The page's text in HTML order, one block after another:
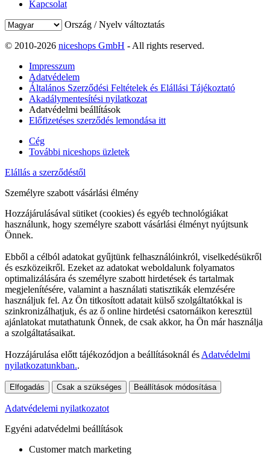
Kapcsolat
Ország / Nyelv változtatás
© 2010-2026 niceshops GmbH - All rights reserved.
Impresszum
Adatvédelem
Általános Szerződési Feltételek és Elállási Tájékoztató
Akadálymentesítési nyilatkozat
Adatvédelmi beállítások
Előfizetéses szerződés lemondása itt
Cég
További niceshops üzletek
Elállás a szerződéstől
Személyre szabott vásárlási élmény
Hozzájárulásával sütiket (cookies) és egyéb technológiákat
használunk, hogy személyre szabott vásárlási élményt nyújtsunk
Önnek.
Ebből a célból adatokat gyűjtünk felhasználóinkról, viselkedésükről
és eszközeikről. Ezeket az adatokat weboldalunk folyamatos
optimalizálására és személyre szabott hirdetések és tartalmak
megjelenítésére, valamint a használati statisztikák elemzésére
használjuk fel. Az Ön titkosított adatait külső szolgáltatókkal is
szinkronizálhatjuk, és az ő online hirdetési csatornáikon keresztül
ajánlatokat mutathatunk Önnek, de csak akkor, ha Ön már használja
a szolgáltatásaikat.
Hozzájárulása előtt tájékozódjon a beállításoknál és Adatvédelmi
nyilatkozatunkban..
Elfogadás Csak a szükséges Beállítások módosítása
Adatvédelemi nyilatkozatot
Egyéni adatvédelmi beállítások
Customer match marketing